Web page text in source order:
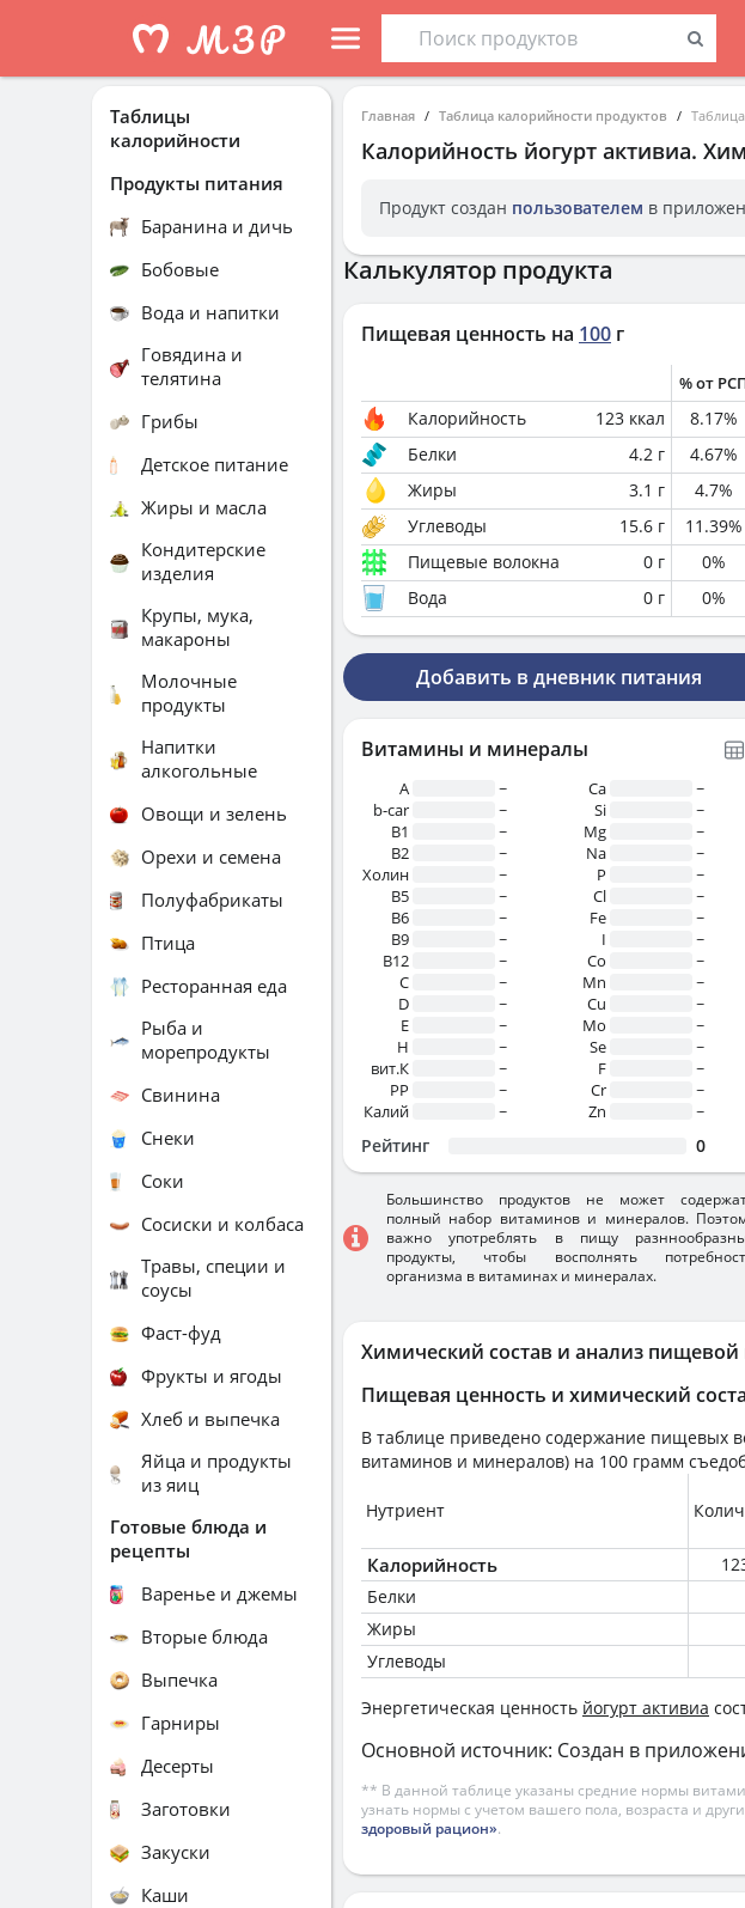
Главная Таблица калорийности продуктов
Калорийность йогурт активиа.
Продукт создан пользователем в
Химический состав и анализ пищевой
Пищевая ценность и химический
В таблице приведено содержание пищевых
витаминов и минералов) на 100 грамм
Нутриент
Калорийность
Белки
Жиры
Углеводы
Энергетическая ценность йогурт активиа
Основной источник: Создан в
** В данной таблице указаны средние нормы
узнать нормы с учетом вашего пола, возраста и
здоровый рацион».
Калькулятор продукта
Пищевая ценность на 100 г
% от
Калорийность 123 ккал 8.17%
Белки
4.2 г 4.67%
Жиры
3.1 г 4.7%
Углеводы
15.6 г 11.39%
Пищевые волокна
0 г 0%
Вода
0 г 0%
Добавить в дневник питания
Витамины и минералы
A
~
b-car
~
В1
~
B2
~
Холин
~
B5
~
B6
~
B9
~
B12
~
C
~
D
~
E
~
H
~
вит.К
~
PP
~
Калий
~
Ca
~
Si
~
Mg
~
Na
~
P
~
Cl
~
Fe
~
I
~
Co
~
Mn
~
Cu
~
Mo
~
Se
~
F
~
Cr
~
Zn
~
Рейтинг 0
Большинство продуктов не может
полный набор витаминов и минералов.
важно употреблять в пищу
продукты, чтобы восполнять
организма в витаминах и минералах.
Таблицы
калорийности
Продукты питания
Баранина и дичь
Бобовые
Вода и напитки
Говядина и
телятина
Грибы
Детское питание
Жиры и масла
Кондитерские
изделия
Крупы, мука,
макароны
Молочные
продукты
Напитки
алкогольные
Овощи и зелень
Орехи и семена
Полуфабрикаты
Птица
Ресторанная еда
Рыба и
морепродукты
Свинина
Снеки
Соки
Сосиски и колбаса
Травы, специи и
соусы
Фаст-фуд
Фрукты и ягоды
Хлеб и выпечка
Яйца и продукты
из яиц
Готовые блюда и
рецепты
Варенье и джемы
Вторые блюда
Выпечка
Гарниры
Десерты
Заготовки
Закуски
Каши